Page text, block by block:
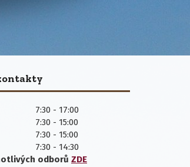
7:30 - 17:00
7:30 - 15:00
7:30 - 15:00
7:30 - 14:30
odborů ZDE